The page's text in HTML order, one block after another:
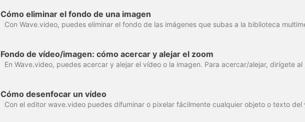
Cómo eliminar el fondo de una imagen
Fondo de vídeo/imagen: cómo acercar y alejar el zoom
Cómo desenfocar un vídeo